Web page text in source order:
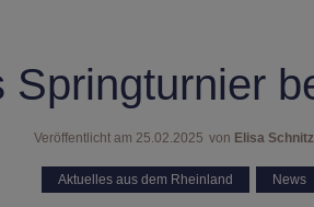
Springturnier
Veröffentlicht am 25.02.2025 von Elisa
Aktuelles aus dem Rheinland News